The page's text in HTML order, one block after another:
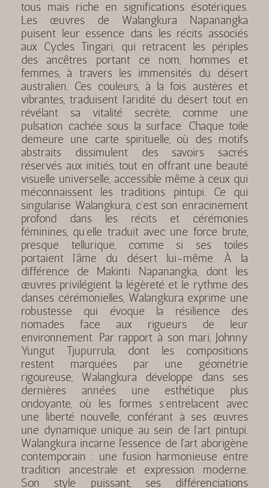
tous mais riche en significations ésotériques.
Les œuvres de Walangkura Napanangka
puisent leur essence dans les récits associés
aux Cycles Tingari, qui retracent les périples
des ancêtres portant ce nom, hommes et
femmes, à travers les immensités du désert
australien. Ces couleurs, à la fois austères et
vibrantes, traduisent l’aridité du désert tout en
révélant sa vitalité secrète, comme une
pulsation cachée sous la surface. Chaque toile
demeure une carte spirituelle, où des motifs
abstraits dissimulent des savoirs sacrés
réservés aux initiés, tout en offrant une beauté
visuelle universelle, accessible même à ceux qui
méconnaissent les traditions pintupi. Ce qui
singularise Walangkura, c’est son enracinement
profond dans les récits et cérémonies
féminines, qu’elle traduit avec une force brute,
presque tellurique, comme si ses toiles
portaient l’âme du désert lui-même. À la
différence de Makinti Napanangka, dont les
œuvres privilégient la légèreté et le rythme des
danses cérémonielles, Walangkura exprime une
robustesse qui évoque la résilience des
nomades face aux rigueurs de leur
environnement. Par rapport à son mari, Johnny
Yungut Tjupurrula, dont les compositions
restent marquées par une géométrie
rigoureuse, Walangkura développe dans ses
dernières années une esthétique plus
ondoyante, où les formes s’entrelacent avec
une liberté nouvelle, conférant à ses œuvres
une dynamique unique au sein de l’art pintupi.
Walangkura incarne l'essence de l'art aborigène
contemporain : une fusion harmonieuse entre
tradition ancestrale et expression moderne.
Son style puissant, ses différenciations